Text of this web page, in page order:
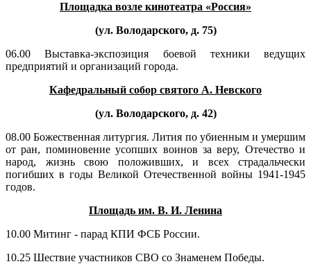
Площадка возле кинотеатра «Россия»
(ул. Володарского, д. 75)
06.00 Выставка-экспозиция боевой техники ведущих
предприятий и организаций города.
Кафедральный собор святого А. Невского
(ул. Володарского, д. 42)
08.00 Божественная литургия. Лития по убиенным и умершим
от ран, поминовение усопших воинов за веру, Отечество и
народ, жизнь свою положивших, и всех страдальчески
погибших в годы Великой Отечественной войны 1941-1945
годов.
Площадь им. В. И. Ленина
10.00 Митинг - парад КПИ ФСБ России.
10.25 Шествие участников СВО со Знаменем Победы.